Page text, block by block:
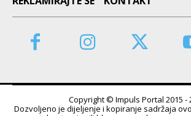
Copyright © Impuls Portal 2015 -
Dozvoljeno je dijeljenje i kopiranje sadržaja